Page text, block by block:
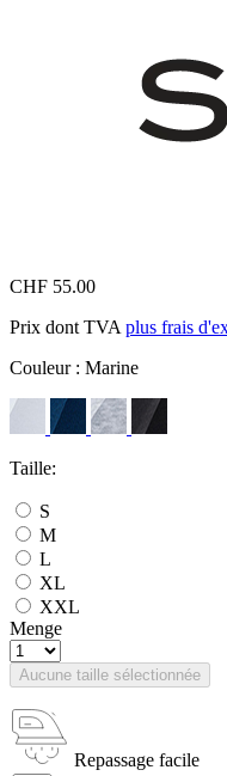
CHF 55.00
Prix dont TVA plus frais
Couleur : Marine
Taille:
S
M
L
XL
XXL
Menge
Aucune taille sélectionnée
Repassage facile